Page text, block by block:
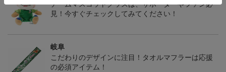
チームマスコットグッズは、サポーターやファン必
見！今すぐチェックしてみてください！
岐阜
こだわりのデザインに注目！タオルマフラーは応援
の必須アイテム！